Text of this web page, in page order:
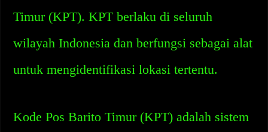
Timur (KPT). KPT berlaku di seluruh
wilayah Indonesia dan berfungsi sebagai alat
untuk mengidentifikasi lokasi tertentu.
Kode Pos Barito Timur (KPT) adalah sistem